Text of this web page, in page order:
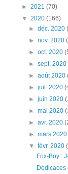
► 2021 (70)
▼ 2020 (166)
►déc. 2020
►nov. 2020
►oct. 2020
►sept. 2020
►août 2020
►juil. 2020
►juin 2020
►mai 2020
►avr. 2020
►mars
▼févr. 2020
Fox-Boy :
Dédicaces